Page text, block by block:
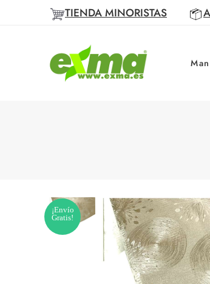
TIENDA MINORISTAS
¡Envío
Gratis!